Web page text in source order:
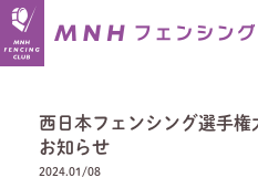
西日本フェンシング選手
お知らせ
2024.01/08